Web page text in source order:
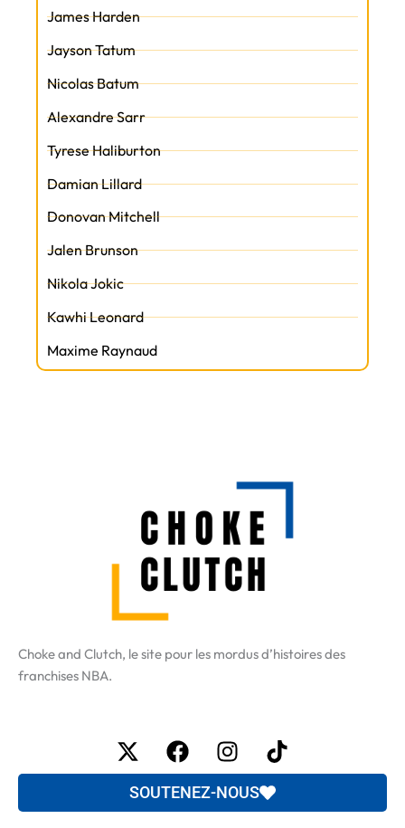
James Harden
Jayson Tatum
Nicolas Batum
Alexandre Sarr
Tyrese Haliburton
Damian Lillard
Donovan Mitchell
Jalen Brunson
Nikola Jokic
Kawhi Leonard
Maxime Raynaud
Choke and Clutch, le site pour les mordus d’histoires des
franchises NBA.
X-
twitter
FacebookInstagram
Tiktok
SOUTENEZ-NOUS